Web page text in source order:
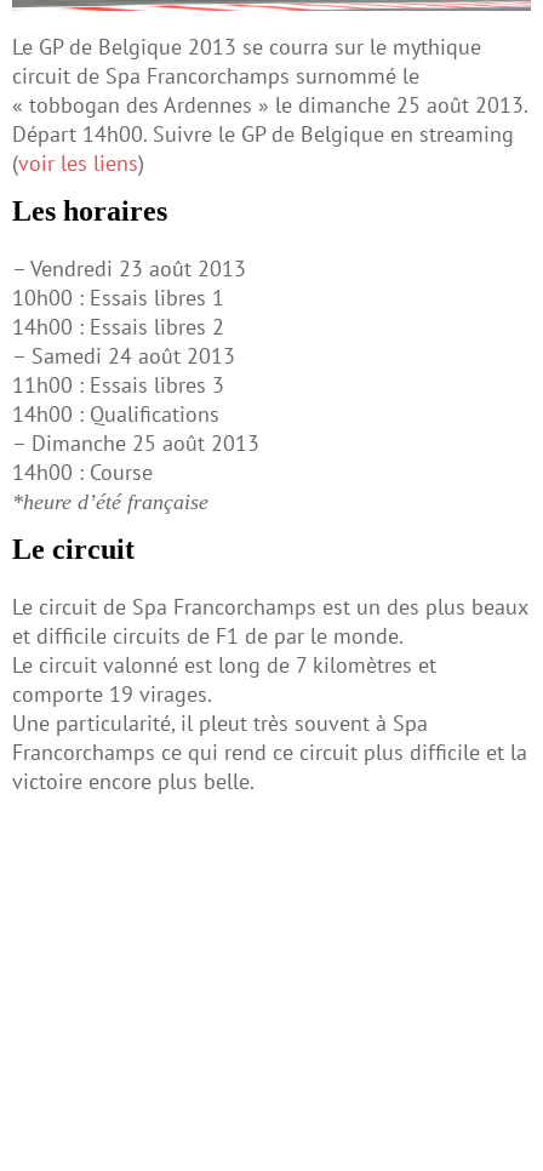
Le GP de Belgique 2013 se courra sur le mythique
circuit de Spa Francorchamps surnommé le
« tobbogan des Ardennes » le dimanche 25 août 2013.
Départ 14h00. Suivre le GP de Belgique en streaming
(voir les liens)
Les horaires
– Vendredi 23 août 2013
10h00 : Essais libres 1
14h00 : Essais libres 2
– Samedi 24 août 2013
11h00 : Essais libres 3
14h00 : Qualifications
– Dimanche 25 août 2013
14h00 : Course
*heure d’été française
Le circuit
Le circuit de Spa Francorchamps est un des plus beaux
et difficile circuits de F1 de par le monde.
Le circuit valonné est long de 7 kilomètres et
comporte 19 virages.
Une particularité, il pleut très souvent à Spa
Francorchamps ce qui rend ce circuit plus difficile et la
victoire encore plus belle.